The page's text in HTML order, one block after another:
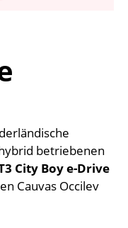
betriebenen
City Boy e-Drive
Cauvas Occilev